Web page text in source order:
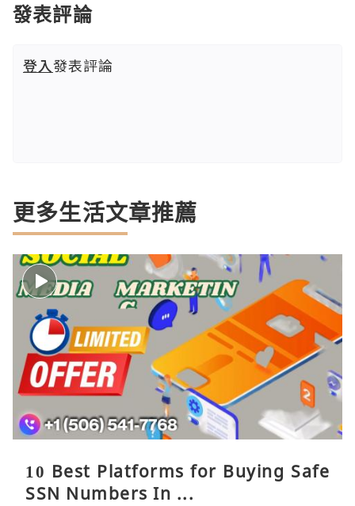
發表評論
登入發表評論
更多生活文章推薦
10 Best Platforms for Buying Safe
SSN Numbers In ...